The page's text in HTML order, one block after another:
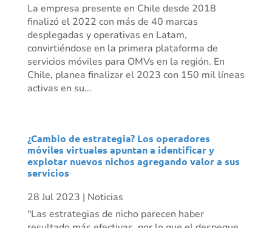
La empresa presente en Chile desde 2018
finalizó el 2022 con más de 40 marcas
desplegadas y operativas en Latam,
convirtiéndose en la primera plataforma de
servicios móviles para OMVs en la región. En
Chile, planea finalizar el 2023 con 150 mil líneas
activas en su...
¿Cambio de estrategia? Los operadores
móviles virtuales apuntan a identificar y
explotar nuevos nichos agregando valor a sus
servicios
28 Jul 2023 | Noticias
"Las estrategias de nicho parecen haber